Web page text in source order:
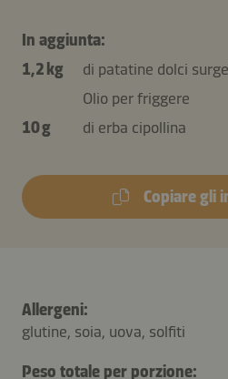
In aggiunta:
1,2 kg
di patatine dolci
Olio per friggere
10 g
di erba cipollina
Copiare gli
Allergeni:
glutine, soia, uova, solfiti
Peso totale per porzione: